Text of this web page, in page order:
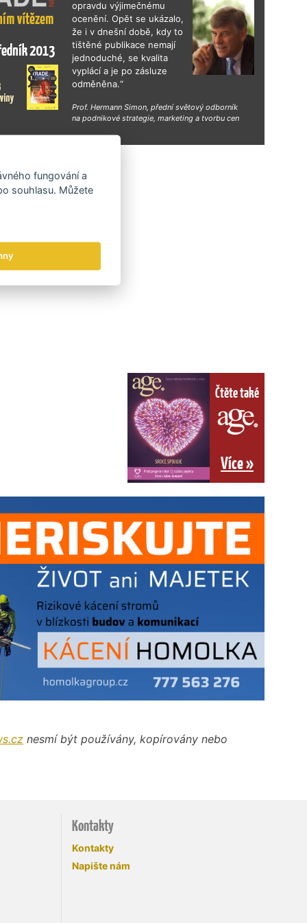
opravdu výjimečnému
ocenění. Opět se ukázalo,
že i v dnešní době, kdy to
tištěné publikace nemají
jednoduché, se kvalita
vyplácí a je po zásluze
odměněna.“
Prof. Hermann Simon, přední světový odborník
na podnikové strategie, marketing a tvorbu cen
Čtěte také
Více »
nesmí být používány, kopírovány nebo
Kontakty
Kontakty
Napište nám
fungování a
souhlasu. Můžete